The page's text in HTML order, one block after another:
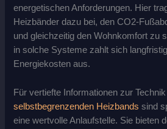
energetischen Anforderungen. Hier
Heizbänder dazu bei, den CO2-
und gleichzeitig den Wohnkomfort zu
in solche Systeme zahlt sich
Energiekosten aus.
Für vertiefte Informationen zur
selbstbegrenzenden Heizbands sind
eine wertvolle Anlaufstelle. Sie bieten